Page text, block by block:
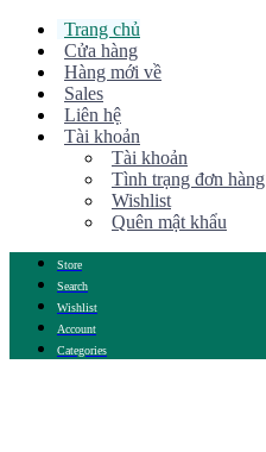
Trang chủ
Cửa hàng
Hàng mới về
Sales
Liên hệ
Tài khoản
Tài khoản
Tình trạng đơn hàng
Wishlist
Quên mật khẩu
Store
Search
Wishlist
Account
Categories